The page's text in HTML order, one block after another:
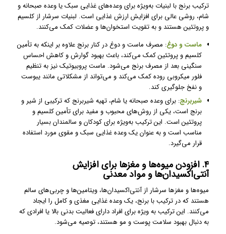
ترکیب برنج با لبنیات به‌ویژه برای وعده‌های غذایی سبک یا وعده صبحانه و
شام، روشی عالی برای افزایش ارزش غذایی است. لبنیات سرشار از کلسیم
و پروتئین هستند و به تقویت استخوان‌ها و عضلات کمک می‌کنند.
ماست و دوغ: مصرف ماست و دوغ در کنار برنج علاوه بر اینکه به تأمین
کلسیم و پروتئین کمک می‌کند، باعث بهبود گوارش و کاهش احساس
سنگینی بعد از مصرف برنج می‌شود. ماست پروبیوتیک نیز به تنظیم
فلور میکروبی روده کمک می‌کند و می‌تواند از مشکلاتی مانند یبوست
و نفخ جلوگیری کند.
شیربرنج: برای وعده صبحانه یا شام، تهیه شیربرنج که ترکیبی از شیر و
برنج است، یکی از روش‌های محبوب و مفید برای تأمین کلسیم و
پروتئین است. این ترکیب به‌ویژه برای کودکان و سالمندان بسیار
مناسب است و به عنوان یک وعده غذایی سبک و مقوی مورد استفاده
قرار می‌گیرد.
۴. افزودن میوه‌ها و مغزها برای افزایش
آنتی‌اکسیدان‌ها و مواد معدنی
میوه‌ها و مغزها سرشار از آنتی‌اکسیدان‌ها، ویتامین‌ها و چربی‌های سالم
هستند که در ترکیب با برنج، یک وعده غذایی مغذی و کامل را ایجاد
می‌کنند. این ترکیب به ویژه برای افراد دارای فعالیت بدنی بالا یا افرادی که
به دنبال بهبود سلامت پوست و مو هستند، توصیه می‌شود.